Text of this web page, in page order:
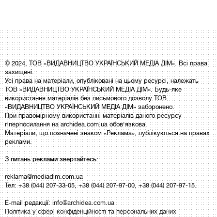
© 2024, ТОВ «ВИДАВНИЦТВО УКРАЇНСЬКИЙ МЕДІА ДІМ». Всі права
захищені.
Усі права на матеріали, опубліковані на цьому ресурсі, належать
ТОВ «ВИДАВНИЦТВО УКРАЇНСЬКИЙ МЕДІА ДІМ». Будь-яке
використання матеріалів без письмового дозволу ТОВ
«ВИДАВНИЦТВО УКРАЇНСЬКИЙ МЕДІА ДІМ» заборонено.
При правомірному використанні матеріалів даного ресурсу
гіперпосилання на archidea.com.ua обов'язкова.
Матеріали, що позначені знаком «Реклама», публікуються на правах
реклами.
З питань реклами звертайтесь:
reklama@mediadim.com.ua
Тел: +38 (044) 207-33-05, +38 (044) 207-97-00, +38 (044) 207-97-15.
E-mail редакції:info@archidea.com.ua
Політика у сфері конфіденційності та персональних даних